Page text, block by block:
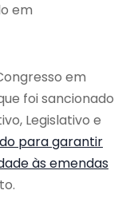
em
em
foi sancionado
Legislativo e
para garantir
às emendas